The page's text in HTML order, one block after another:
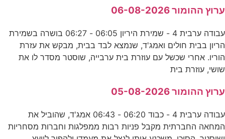
ערוץ ההומור 06-08-2026
עבודה ערבית 4 - שמירת היריון 06:05 - 06:27 בושרה בשמירת
הריון בבית חולים ואמג'ד, שנמצא לבד בבית, מבקש את עזרת
הוריו. אחרי שכשל עם עוזרת בית ערבייה, שוסטר מסדר לו את
שושי, עוזרת בית
ערוץ ההומור 05-08-2026
עבודה ערבית 4 - כבוד 06:20 - 06:43 אמג'ד, שהוביל את
המחאה החברתית מקבל פניות רבות ממפלגות וחברות מסחריות